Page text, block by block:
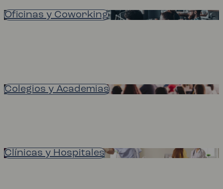
Oficinas y Coworking
Colegios y Academias
Clínicas y Hospitales